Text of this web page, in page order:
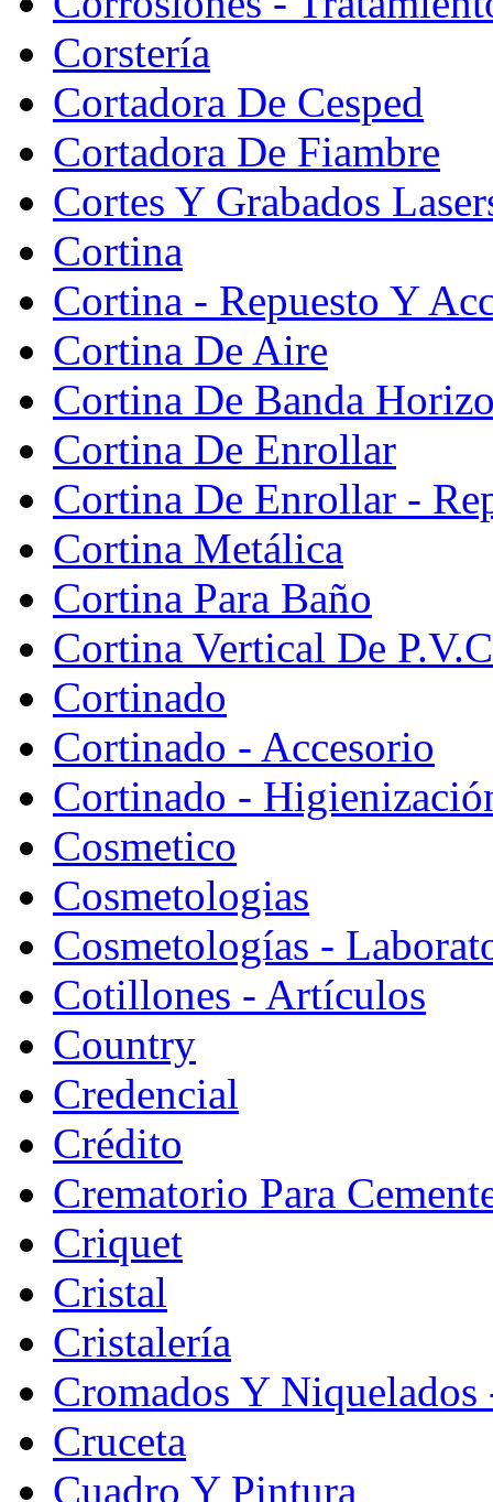
Corstería
Cortadora De Cesped
Cortadora De Fiambre
Cortes Y Grabados
Cortina
Cortina - Repuesto Y
Cortina De Aire
Cortina De Banda
Cortina De Enrollar
Cortina De Enrollar -
Cortina Metálica
Cortina Para Baño
Cortina Vertical De P.V.C
Cortinado
Cortinado - Accesorio
Cortinado -
Cosmetico
Cosmetologias
Cosmetologías -
Cotillones - Artículos
Country
Credencial
Crédito
Crematorio Para
Criquet
Cristal
Cristalería
Cromados Y Niquelados
Cruceta
Cuadro Y Pintura